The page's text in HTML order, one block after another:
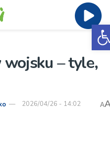
– tyle,
2026/04/26 - 14:02 A